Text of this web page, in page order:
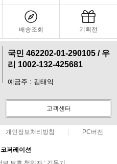
배송조회 기획전
국민 462202-01-290105 / 우
리 1002-132-425681
예금주 : 김태익
고객센터
개인정보처리방침 PC버전
퍼레이션